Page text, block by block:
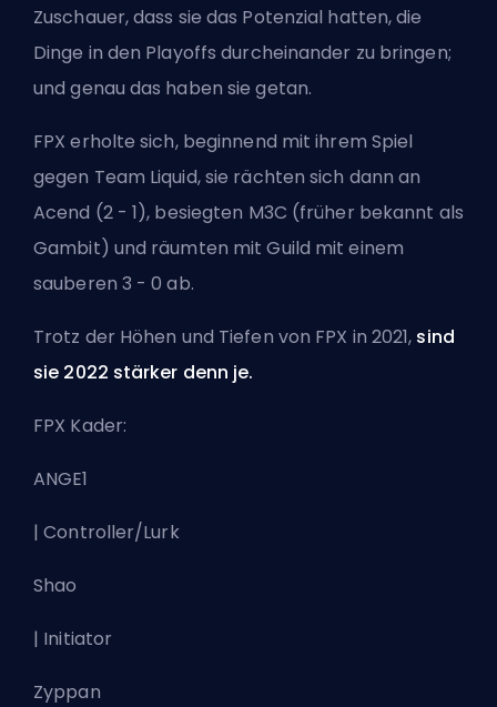
Zuschauer, dass sie das Potenzial hatten, die
Dinge in den Playoffs durcheinander zu bringen;
und genau das haben sie getan.
FPX erholte sich, beginnend mit ihrem Spiel
gegen Team Liquid, sie rächten sich dann an
Acend (2 - 1), besiegten M3C (früher bekannt als
Gambit) und räumten mit Guild mit einem
sauberen 3 - 0 ab.
Trotz der Höhen und Tiefen von FPX in 2021, sind
sie 2022 stärker denn je.
FPX Kader:
ANGE1
| Controller/Lurk
Shao
| Initiator
Zyppan